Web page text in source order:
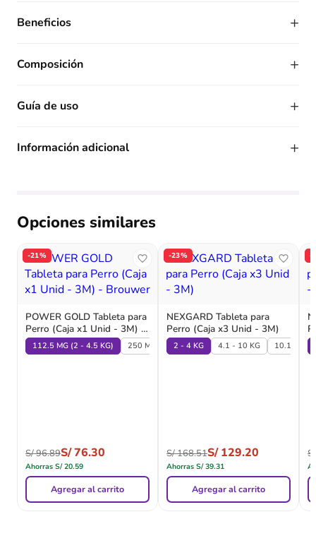
Beneficios +
Composición +
Guía de uso +
Información adicional +
Opciones similares
-21%
POWER GOLD Tableta para
Perro (Caja x1 Unid - 3M) -
Brouwer
112.5 MG (2 - 4.5 KG) 250 MG (4.6-10 KG) 500 MG (10.1-20 KG)
S/96.89S/76.30
Ahorras S/20.59
Agregar al carrito
-23%
NEXGARD Tableta para
Perro (Caja x3 Unid - 3M)
2 - 4 KG 4.1 - 10 KG 10.1 - 25
S/168.51S/129.20
Ahorras S/39.31
Agregar al carrito
-
S/